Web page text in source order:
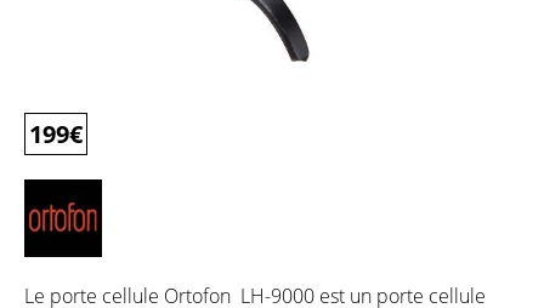
199€
Le porte cellule Ortofon LH-9000 est un porte cellule